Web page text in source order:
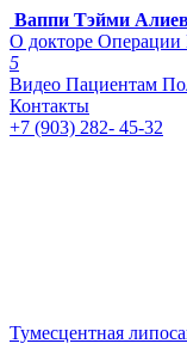
Ваппи Тэйми
О докторе Операции
5
Видео Пациентам
Контакты
+7 (903) 282- 45-32
Тумесцентная